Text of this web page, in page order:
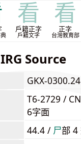
看
戶籍正字
戶籍文字
看
正字
台灣教育部
Source
GKX-0300.24
T6-2729 /
6字面
44.4 / ⼫部 4